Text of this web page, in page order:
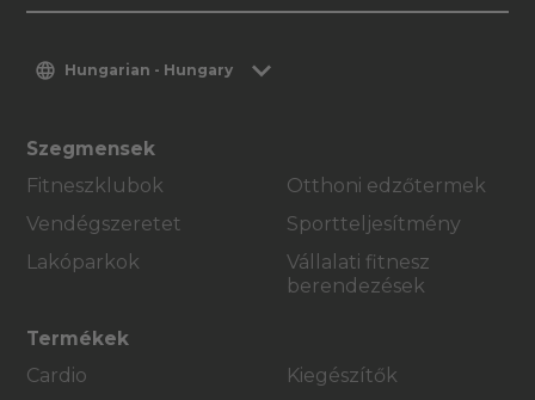
Hungarian - Hungary
Szegmensek
Fitneszklubok
Vendégszeretet
Lakóparkok
Otthoni edzőtermek
Sportteljesítmény
Vállalati fitnesz
berendezések
Termékek
Cardio
Kiegészítők